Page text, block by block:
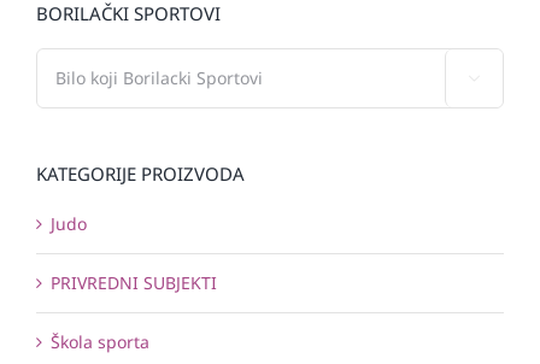
BORILAČKI SPORTOVI
KATEGORIJE PROIZVODA
Judo
PRIVREDNI SUBJEKTI
Škola sporta